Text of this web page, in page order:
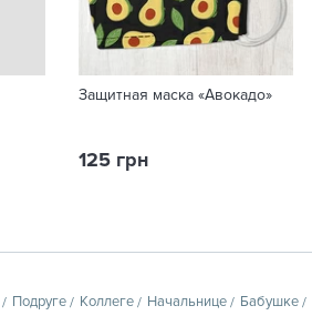
Защитная маска «Авокадо»
125 грн
Подруге Коллеге Начальнице Бабушке